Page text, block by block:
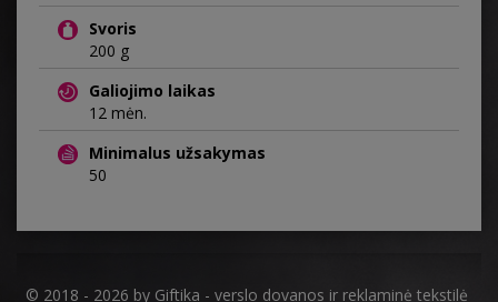
Svoris
200 g
Galiojimo laikas
12 mėn.
Minimalus užsakymas
50
© 2018 - 2026 by Giftika - verslo dovanos ir reklaminė tekstilė